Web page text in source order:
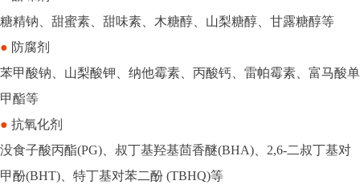
糖精钠、甜蜜素、甜味素、木糖醇、山梨糖醇、甘露糖醇等
● 防腐剂
苯甲酸钠、山梨酸钾、纳他霉素、丙酸钙、雷帕霉素、富马酸单
甲酯等
● 抗氧化剂
没食子酸丙酯(PG)、叔丁基羟基茴香醚(BHA)、2,6-二叔丁基对
甲酚(BHT)、特丁基对苯二酚 (TBHQ)等